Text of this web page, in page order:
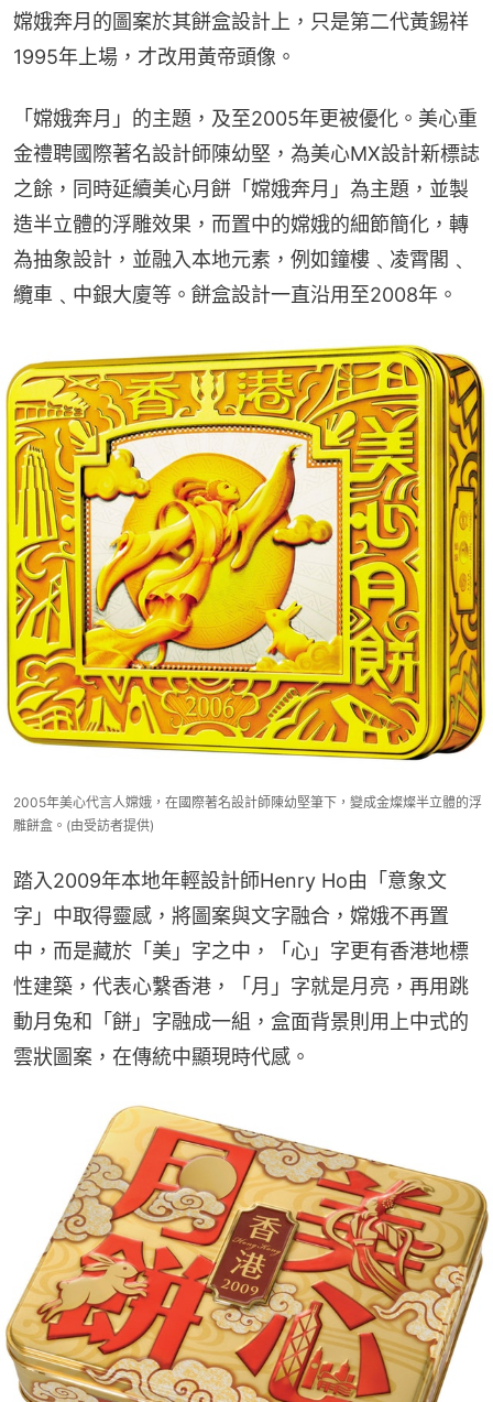
嫦娥奔月的圖案於其餅盒設計上，只是第二代黃錫祥
1995年上場，才改用黃帝頭像。
「嫦娥奔月」的主題，及至2005年更被優化。美心重
金禮聘國際著名設計師陳幼堅，為美心MX設計新標誌
之餘，同時延續美心月餅「嫦娥奔月」為主題，並製
造半立體的浮雕效果，而置中的嫦娥的細節簡化，轉
為抽象設計，並融入本地元素，例如鐘樓﹑凌霄閣﹑
纜車﹑中銀大廈等。餅盒設計一直沿用至2008年。
2005年美心代言人嫦娥，在國際著名設計師陳幼堅筆下，變成金燦燦半立體的浮
雕餅盒。(由受訪者提供)
踏入2009年本地年輕設計師Henry Ho由「意象文
字」中取得靈感，將圖案與文字融合，嫦娥不再置
中，而是藏於「美」字之中，「心」字更有香港地標
性建築，代表心繫香港，「月」字就是月亮，再用跳
動月兔和「餅」字融成一組，盒面背景則用上中式的
雲狀圖案，在傳統中顯現時代感。